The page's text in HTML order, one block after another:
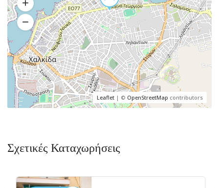
Leaflet | © OpenStreetMap contributors
Σχετικές Καταχωρήσεις